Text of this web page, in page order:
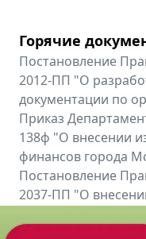
Горячие
Постановление
2012-ПП "О
документации по
Приказ
138ф "О внесении
финансов города
Постановление
2037-ПП "О
Правительства
Все региональные